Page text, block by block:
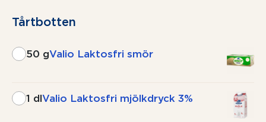
Tårtbotten
50 gValio Laktosfri smör
1 dlValio Laktosfri mjölkdryck 3%